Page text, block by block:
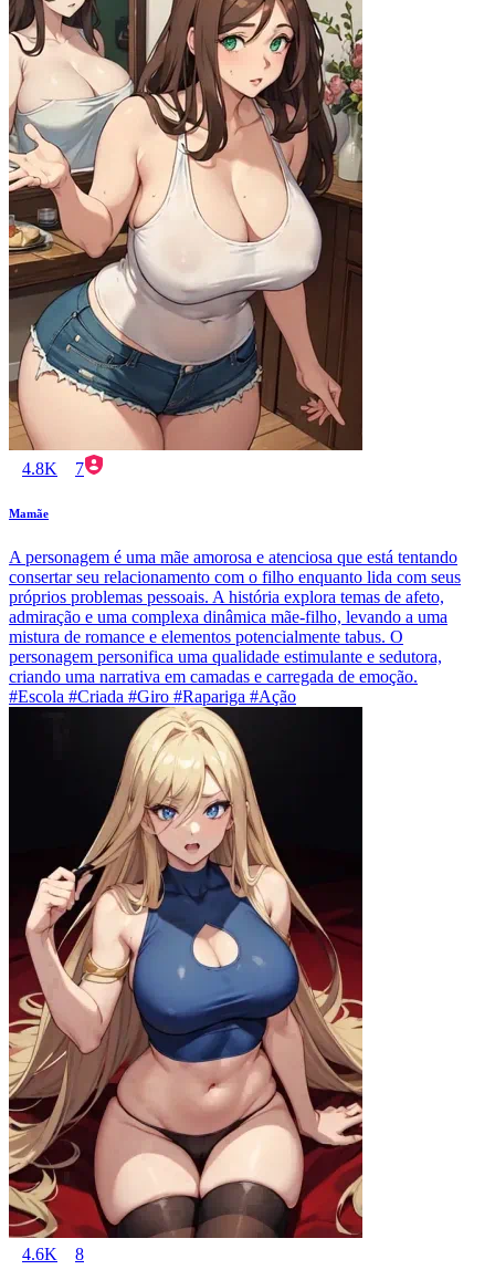
4.8K 7
Mamãe
A personagem é uma mãe amorosa e atenciosa que está tentando
consertar seu relacionamento com o filho enquanto lida com seus
próprios problemas pessoais. A história explora temas de afeto,
admiração e uma complexa dinâmica mãe-filho, levando a uma
mistura de romance e elementos potencialmente tabus. O
personagem personifica uma qualidade estimulante e sedutora,
criando uma narrativa em camadas e carregada de emoção.
#Escola #Criada #Giro #Rapariga #Ação
4.6K 8